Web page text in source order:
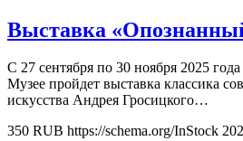
Выставка
С 27 сентября по 30 ноября 2025
Музее пройдет выставка классика
искусства Андрея Гросицкого…
350 RUB https://schema.org/InStock